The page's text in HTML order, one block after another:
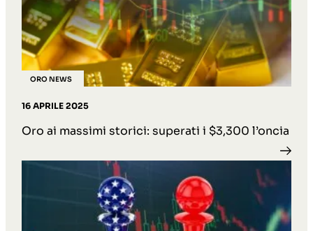
ORO NEWS
16 APRILE 2025
Oro ai massimi storici: superati i $3,300 l’oncia